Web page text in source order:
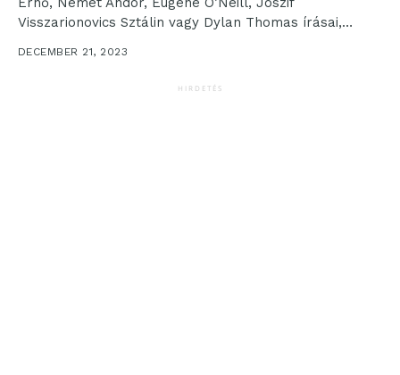
Visszarionovics Sztálin vagy Dylan Thomas írásai,
DECEMBER 21, 2023
HIRDETÉS